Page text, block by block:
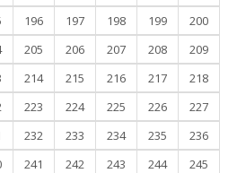
196 197 198 199
200
205 206 207 208
209
214 215 216 217
218
223 224 225 226
227
232 233 234 235
236
241 242 243 244
245